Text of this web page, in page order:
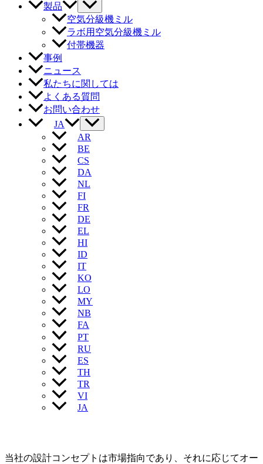
製品
空気分級機ミル
ラボ用空気分級機ミル
付帯機器
事例
ニュース
私たちに関しては
よくある質問
お問い合わせ
JA
AR
BE
CS
DA
NL
FI
FR
DE
EL
HI
ID
IT
KO
LO
MY
NB
FA
PT
RU
ES
TH
TR
VI
JA
当社の設計コンセプトは市場指向であり、それに応じてオー